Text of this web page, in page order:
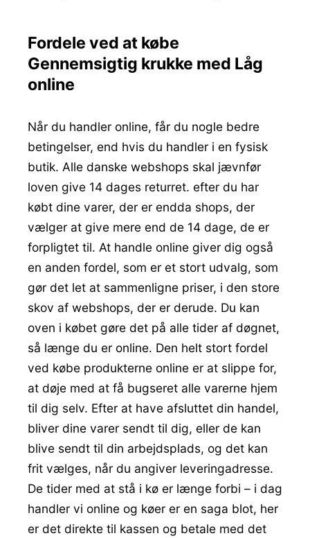
Fordele ved at købe
Gennemsigtig krukke med Låg
online
Når du handler online, får du nogle bedre
betingelser, end hvis du handler i en fysisk
butik. Alle danske webshops skal jævnfør
loven give 14 dages returret. efter du har
købt dine varer, der er endda shops, der
vælger at give mere end de 14 dage, de er
forpligtet til. At handle online giver dig også
en anden fordel, som er et stort udvalg, som
gør det let at sammenligne priser, i den store
skov af webshops, der er derude. Du kan
oven i købet gøre det på alle tider af døgnet,
så længe du er online. Den helt stort fordel
ved købe produkterne online er at slippe for,
at døje med at få bugseret alle varerne hjem
til dig selv. Efter at have afsluttet din handel,
bliver dine varer sendt til dig, eller de kan
blive sendt til din arbejdsplads, og det kan
frit vælges, når du angiver leveringadresse.
De tider med at stå i kø er længe forbi – i dag
handler vi online og køer er en saga blot, her
er det direkte til kassen og betale med det